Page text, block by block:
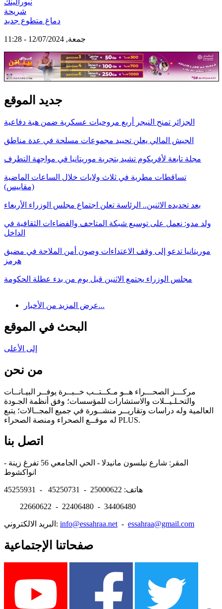
نيورالينك
شريحة
دماغ متطوع جديد
جمعة, 12/07/2024 - 11:28
جديد الموقع
الجزائر تمنح النيجر أربع مروحيات عسكرية ضمن هبة دفاعية
الجيش المالي يعلن تحييد مجموعات مسلحة في عدة مناطق
مجلة تابعة لأفريكوم تشيد بتجربة موريتانيا في مواجهة التطرف
تساقطات مطرية في ثلاث ولايات خلال الساعات الماضية
(مقاييس)
بعد تحديده الاثنين.. الرئاسة تعلن اجتماع مجلس الوزراء الأربعاء
ولد مدو: نعمل على توسيع شبكة المتاحف والفضاءات الثقافية في
الداخل
موريتانيا تدعو إلى وقف الاعتداءات وصون أمن الملاحة في مضيق
هرمز
مجلس الوزراء يجتمع الاثنين قبل يوم من بدء عطلة الحكومة
عرض المزيد من الأخبار...
البحث في الموقع
إلى الأعلى
من نحن
مركـــز الصحـــراء هــو مـكــتــب خــبــرة يوفــر البيـانــات
والتحـلـيــلات والاستشارات للمؤسسات؛ وفق أنظمة الجـودة
العالمية وله دراسات وتقاريــر منشــورة في جميع المجــالات؛ يتبع
له موقــع الصحراء ومنصة الصحراء PLUS.
اتصل بنا
المقر: شارع نيلسون مانيدلا - الحي الجامعي 56 تفرغ زينة -
هاتف: 25000622 - 45250731 - 45255931
22660622 - 22406480 - 34406480
البريد الالكتروني: info@essahraa.net - essahraa@gmail.com
صفحاتنا الإجتماعية